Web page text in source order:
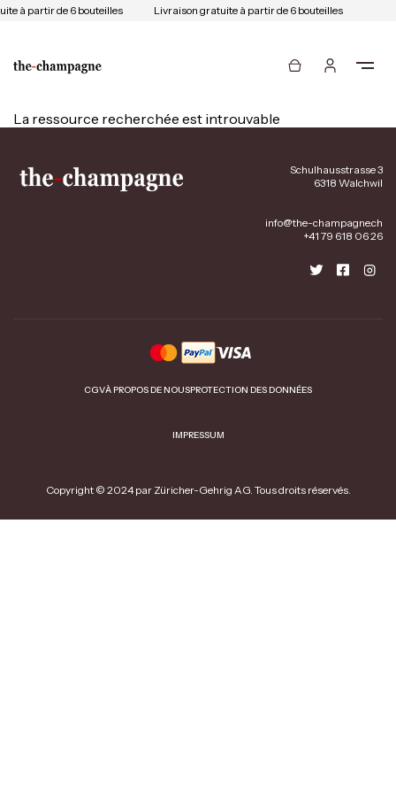
à partir de 6 bouteilles Livraison gratuite à partir de 6 bouteilles
La ressource recherchée est introuvable
Schulhausstrasse 3
6318 Walchwil
info@the-champagne.ch
+41 79 618 06 26
CGVÀ PROPOS DE NOUSPROTECTION DES DONNÉES
IMPRESSUM
Copyright © 2024 par Züricher-Gehrig AG. Tous droits réservés.